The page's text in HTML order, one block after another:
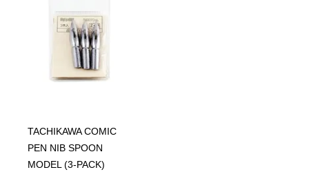
TACHIKAWA COMIC
PEN NIB SPOON
MODEL (3-PACK)